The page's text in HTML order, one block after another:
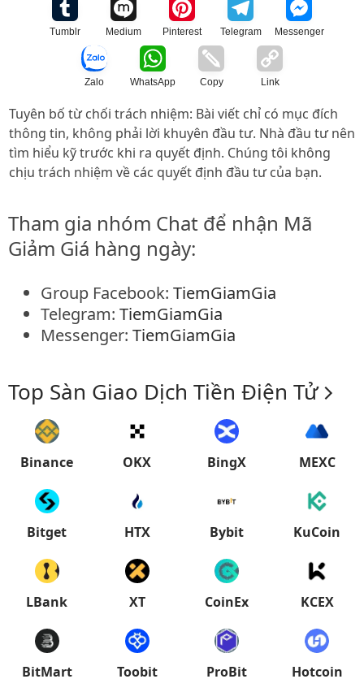
Tumblr Medium Pinterest Telegram Messenger
Zalo WhatsApp Copy Link
Tuyên bố từ chối trách nhiệm: Bài viết chỉ có mục đích
thông tin, không phải lời khuyên đầu tư. Nhà đầu tư nên
tìm hiểu kỹ trước khi ra quyết định. Chúng tôi không
chịu trách nhiệm về các quyết định đầu tư của bạn.
Tham gia nhóm Chat để nhận Mã
Giảm Giá hàng ngày:
Group Facebook: TiemGiamGia
Telegram: TiemGiamGia
Messenger: TiemGiamGia
Top Sàn Giao Dịch Tiền Điện Tử
Binance OKX BingX MEXC
Bitget HTX Bybit KuCoin
LBank XT CoinEx KCEX
BitMart Toobit ProBit Hotcoin